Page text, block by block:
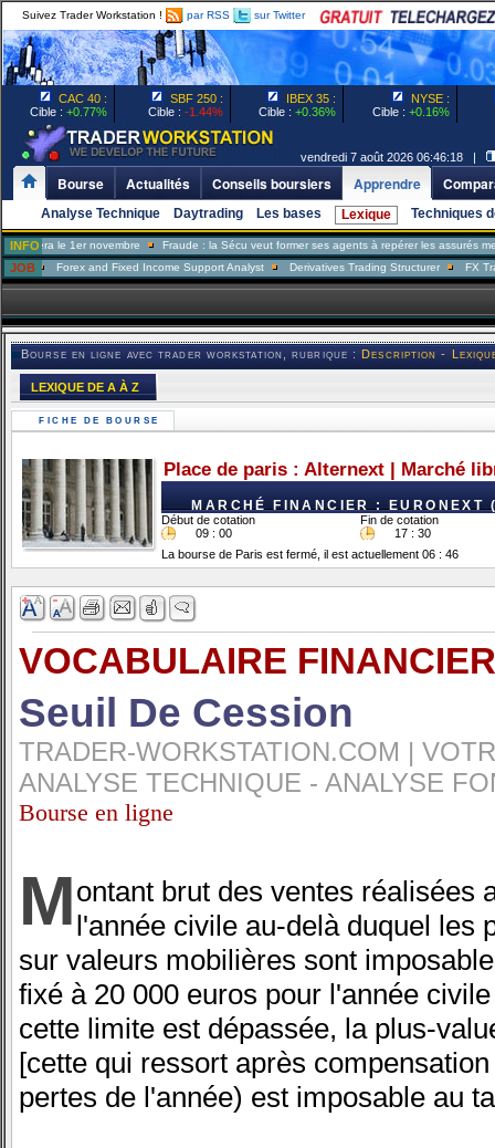
Suivez Trader Workstation ! par RSS sur Twitter
CAC 40 :
Cible : +0.77%
SBF 250 :
Cible : -1.44%
IBEX 35 :
Cible : +0.36%
NYSE :
Cible : +0.16%
vendredi 7 août 2026 06:46:18 |
Bourse Actualités Conseils boursiers Apprendre
Analyse Technique Daytrading Les bases Lexique Techniques
INFO
le 1er novembre Fraude : la Sécu veut former ses agents à repérer les assurés menteurs
JOB
Forex and Fixed Income Support Analyst Derivatives Trading Structurer FX Trader
Bourse en ligne avec trader workstation, rubrique :Description -
LEXIQUE DE A À Z
FICHE DE BOURSE
Place de paris : Alternext | Marché
MARCHÉ FINANCIER : EURONEXT
Début de cotation
Fin de cotation
09 : 00
17 : 30
La bourse de Paris est fermé, il est actuellement 06 : 46
VOCABULAIRE
Seuil De Cession
TRADER-WORKSTATION.COM |
ANALYSE TECHNIQUE - ANALYSE
Bourse en ligne
Montant brut des ventes réalisées
l'année civile au-delà duquel les
sur valeurs mobilières sont
fixé à 20 000 euros pour l'année
cette limite est dépassée, la plus-
[cette qui ressort après
pertes de l'année) est imposable au